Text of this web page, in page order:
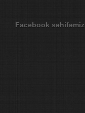
Facebook səhifəmiz